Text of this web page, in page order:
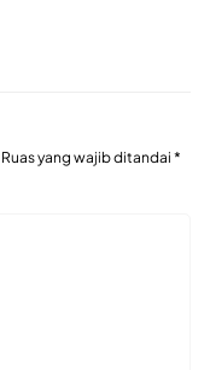
Ruas yang wajib ditandai *